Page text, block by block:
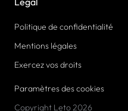
Politique de confidentialité
Mentions légales
Exercez vos droits
Paramètres des cookies
Copyright Leto 2026